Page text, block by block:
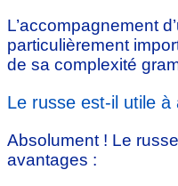
L’accompagnement
particulièrement
de sa complexité
Le russe est-il utile à
Absolument ! Le
avantages :